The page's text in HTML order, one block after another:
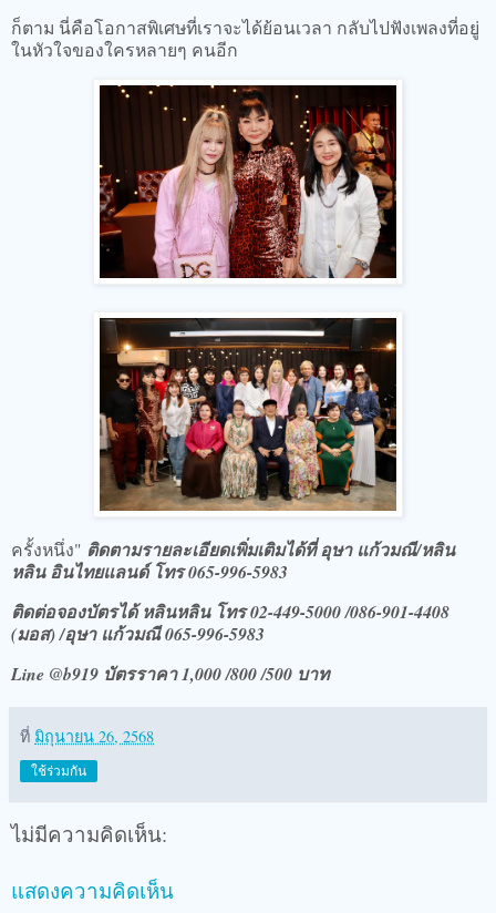
ก็ตาม นี่คือโอกาสพิเศษที่เราจะได้ย้อนเวลา กลับไปฟังเพลงที่อยู่
ในหัวใจของใครหลายๆ คนอีก
ครั้งหนึ่ง" ติดตามรายละเอียดเพิ่มเติมได้ที่ อุษา แก้วมณี/หลิน
หลิน อินไทยแลนด์ โทร 065-996-5983
ติดต่อจองบัตรได้ หลินหลิน โทร 02-449-5000 /086-901-4408
(มอส) /อุษา แก้วมณี 065-996-5983
Line @b919 บัตรราคา 1,000 /800 /500 บาท
ที่ มิถุนายน 26, 2568
ใช้ร่วมกัน
ไม่มีความคิดเห็น:
แสดงความคิดเห็น